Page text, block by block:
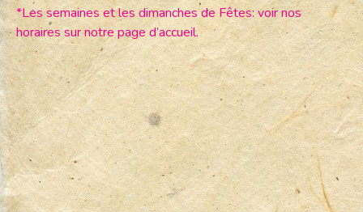
*Les semaines et les dimanches de Fêtes: voir nos
horaires sur notre page d’accueil.